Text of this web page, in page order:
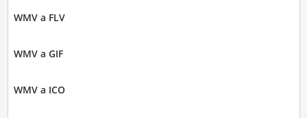
WMV a FLV
WMV a GIF
WMV a ICO